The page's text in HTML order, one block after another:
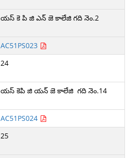
యస్ కె పి జి ఎన్ జె కాలేజి గది నెం.2
AC51PS023
24
యస్ కెపి జి యన్ జె కాలేజి గది నెం.14
AC51PS024
25